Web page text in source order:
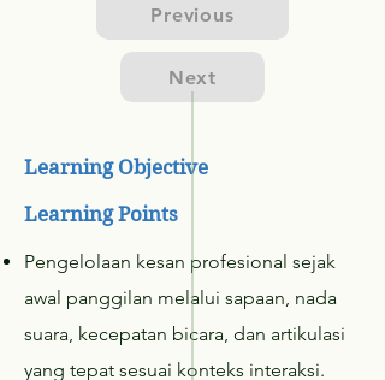
Previous
Next
Learning Objective
Learning Points
Pengelolaan kesan profesional sejak
awal panggilan melalui sapaan, nada
suara, kecepatan bicara, dan artikulasi
yang tepat sesuai konteks interaksi.